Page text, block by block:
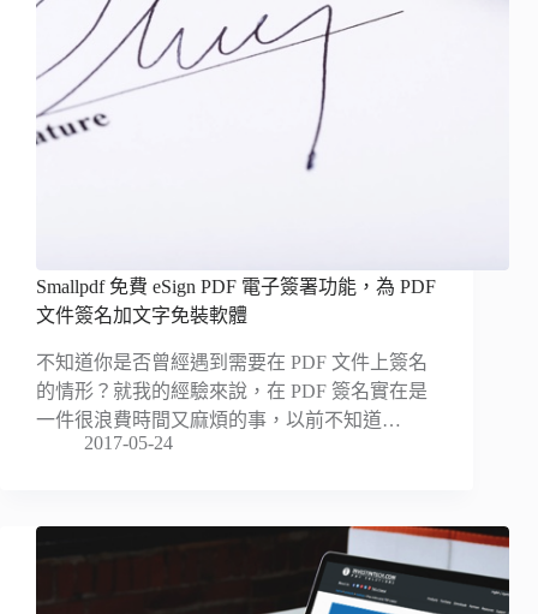
Smallpdf 免費 eSign PDF 電子簽署功能，為 PDF
文件簽名加文字免裝軟體
不知道你是否曾經遇到需要在 PDF 文件上簽名
的情形？就我的經驗來說，在 PDF 簽名實在是
一件很浪費時間又麻煩的事，以前不知道…
2017-05-24